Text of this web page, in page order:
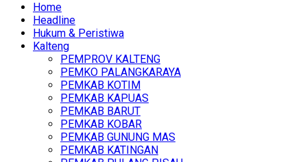
Home
Headline
Hukum & Peristiwa
Kalteng
PEMPROV KALTENG
PEMKO PALANGKARAYA
PEMKAB KOTIM
PEMKAB KAPUAS
PEMKAB BARUT
PEMKAB KOBAR
PEMKAB GUNUNG MAS
PEMKAB KATINGAN